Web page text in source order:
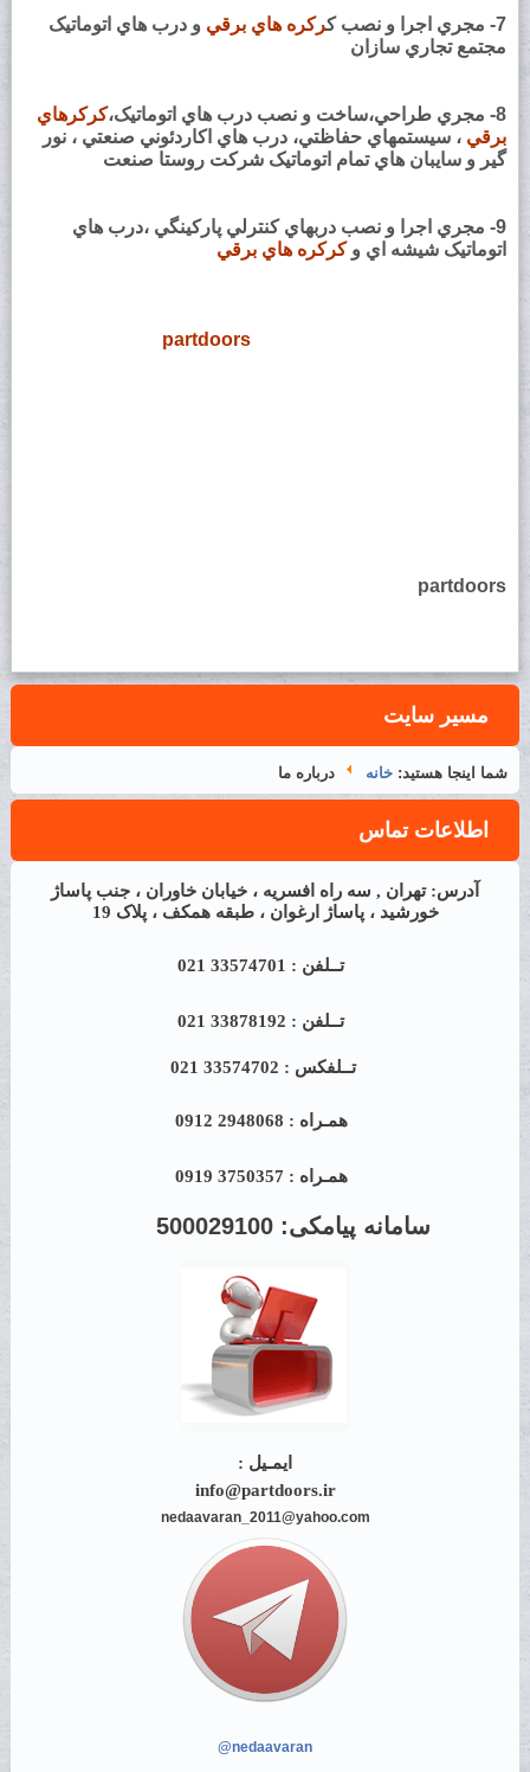
7- مجري اجرا و نصب ک رکره هاي برقي و درب هاي اتوماتيک
مجتمع تجاري سازان
8- مجري طراحي،ساخت و نصب درب هاي اتوماتيک،
کرکرهاي
برقي ، سيستمهاي حفاظتي، درب هاي اکاردئوني صنعتي ، نور
گير و سايبان هاي تمام اتوماتيک شرکت روستا صنعت
9- مجري اجرا و نصب دربهاي کنترلي پارکينگي ،درب هاي
اتوماتيک شيشه اي وکرکره هاي برقي
partdoors
partdoors
مسیر سایت
شما اینجا هستید:خانه درباره ما
اطلاعات تماس
آدرس: تهران , سه راه افسریه ، خیابان خاوران ، جنب پاساژ
خورشید ، پاساژ ارغوان ، طبقه همکف ، پلاک 19
تــلفن : 33574701 021
تــلفن : 33878192 021
تــلفکس : 33574702 021
همـراه : 2948068 0912
همـراه : 3750357 0919
سامانه پیامکی: 500029100
ایمـیل :
info@partdoors.ir
nedaavaran_2011@yahoo.com
@nedaavaran